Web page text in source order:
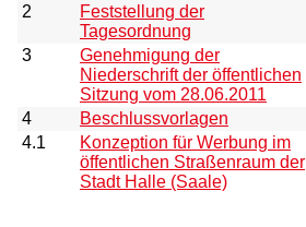
2
Feststellung der
Tagesordnung
3
Genehmigung der
Niederschrift der öffentlichen
Sitzung vom 28.06.2011
4
Beschlussvorlagen
4.1
Konzeption für Werbung im
öffentlichen Straßenraum der
Stadt Halle (Saale)